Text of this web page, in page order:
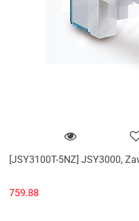
[JSY3100T-5NZ] JSY3000,
759.88